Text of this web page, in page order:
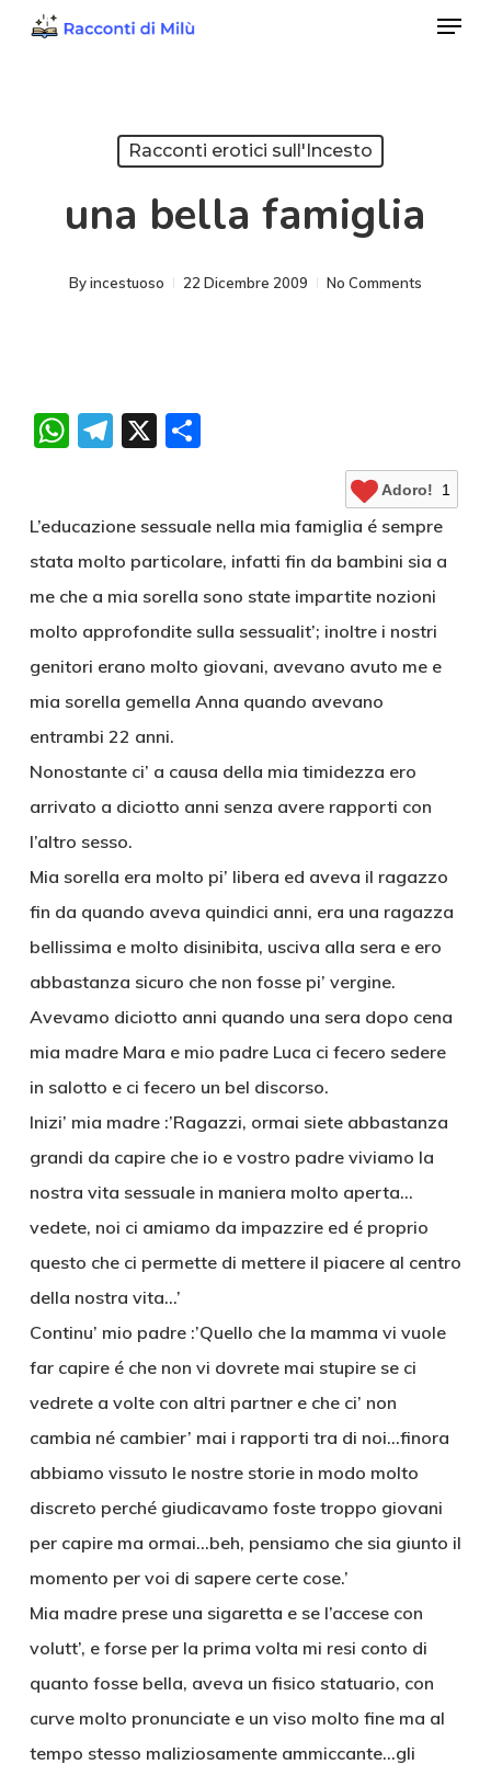
Menu
Racconti erotici sull'Incesto
una bella famiglia
Byincestuoso 22 Dicembre 2009 No Comments
WhatsApp
Telegram
X Condividi
Adoro! 1
L’educazione sessuale nella mia famiglia é sempre
stata molto particolare, infatti fin da bambini sia a
me che a mia sorella sono state impartite nozioni
molto approfondite sulla sessualit’; inoltre i nostri
genitori erano molto giovani, avevano avuto me e
mia sorella gemella Anna quando avevano
entrambi 22 anni.
Nonostante ci’ a causa della mia timidezza ero
arrivato a diciotto anni senza avere rapporti con
l’altro sesso.
Mia sorella era molto pi’ libera ed aveva il ragazzo
fin da quando aveva quindici anni, era una ragazza
bellissima e molto disinibita, usciva alla sera e ero
abbastanza sicuro che non fosse pi’ vergine.
Avevamo diciotto anni quando una sera dopo cena
mia madre Mara e mio padre Luca ci fecero sedere
in salotto e ci fecero un bel discorso.
Inizi’ mia madre :’Ragazzi, ormai siete abbastanza
grandi da capire che io e vostro padre viviamo la
nostra vita sessuale in maniera molto aperta…
vedete, noi ci amiamo da impazzire ed é proprio
questo che ci permette di mettere il piacere al centro
della nostra vita…’
Continu’ mio padre :’Quello che la mamma vi vuole
far capire é che non vi dovrete mai stupire se ci
vedrete a volte con altri partner e che ci’ non
cambia né cambier’ mai i rapporti tra di noi…finora
abbiamo vissuto le nostre storie in modo molto
discreto perché giudicavamo foste troppo giovani
per capire ma ormai…beh, pensiamo che sia giunto il
momento per voi di sapere certe cose.’
Mia madre prese una sigaretta e se l’accese con
volutt’, e forse per la prima volta mi resi conto di
quanto fosse bella, aveva un fisico statuario, con
curve molto pronunciate e un viso molto fine ma al
tempo stesso maliziosamente ammiccante…gli